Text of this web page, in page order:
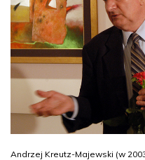
Andrzej Kreutz-Majewski (w